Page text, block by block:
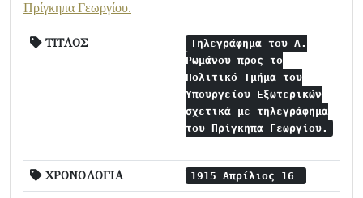
Πρίγκηπα Γεωργίου.
ΤΙΤΛΟΣ
Τηλεγράφημα του Α.
Ρωμάνου προς το
Πολιτικό Τμήμα του
Υπουργείου Εξωτερικών
σχετικά με τηλεγράφημα
του Πρίγκηπα Γεωργίου.
ΧΡΟΝΟΛΟΓΙΑ 1915 Απρίλιος 16